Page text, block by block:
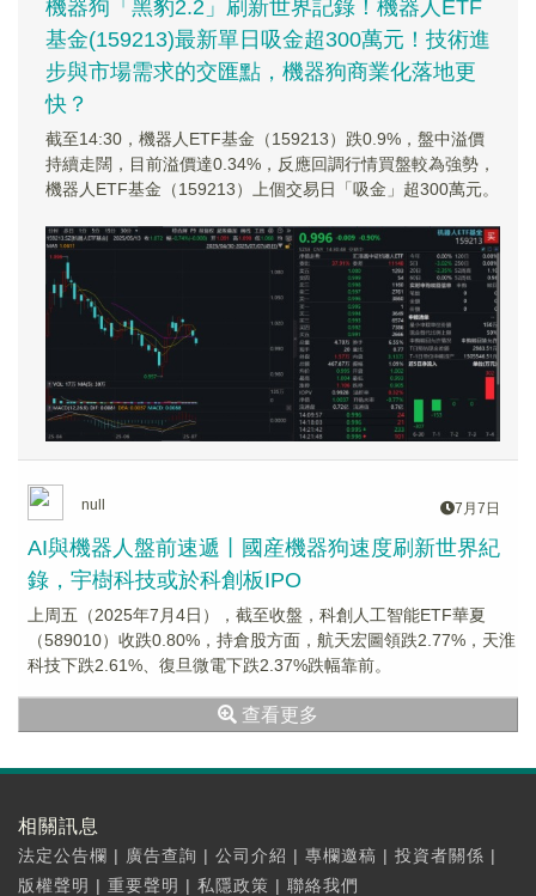
機器狗「黑豹2.2」刷新世界記錄！機器人ETF
基金(159213)最新單日吸金超300萬元！技術進
步與市場需求的交匯點，機器狗商業化落地更
快？
截至14:30，機器人ETF基金（159213）跌0.9%，盤中溢價
持續走闊，目前溢價達0.34%，反應回調行情買盤較為強勢，
機器人ETF基金（159213）上個交易日「吸金」超300萬元。
null 7月7日
AI與機器人盤前速遞丨國産機器狗速度刷新世界紀
錄，宇樹科技或於科創板IPO
上周五（2025年7月4日），截至收盤，科創人工智能ETF華夏
（589010）收跌0.80%，持倉股方面，航天宏圖領跌2.77%，天淮
科技下跌2.61%、復旦微電下跌2.37%跌幅靠前。
查看更多
相關訊息
法定公告欄 | 廣告查詢 | 公司介紹 | 專欄邀稿 | 投資者關係 |
版權聲明 | 重要聲明 | 私隱政策 | 聯絡我們